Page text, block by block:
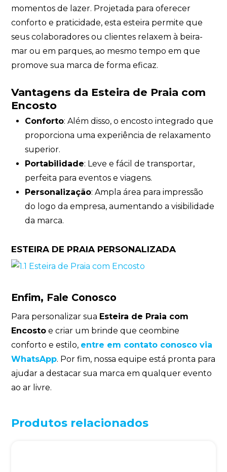
momentos de lazer. Projetada para oferecer
conforto e praticidade, esta esteira permite que
seus colaboradores ou clientes relaxem à beira-
mar ou em parques, ao mesmo tempo em que
promove sua marca de forma eficaz.
Vantagens da Esteira de Praia com
Encosto
Conforto: Além disso, o encosto integrado que
proporciona uma experiência de relaxamento
superior.
Portabilidade: Leve e fácil de transportar,
perfeita para eventos e viagens.
Personalização: Ampla área para impressão
do logo da empresa, aumentando a visibilidade
da marca.
ESTEIRA DE PRAIA PERSONALIZADA
Enfim, Fale Conosco
Para personalizar sua Esteira de Praia com
Encosto e criar um brinde que ceombine
conforto e estilo, entre em contato conosco via
WhatsApp. Por fim, nossa equipe está pronta para
ajudar a destacar sua marca em qualquer evento
ao ar livre.
Produtos relacionados